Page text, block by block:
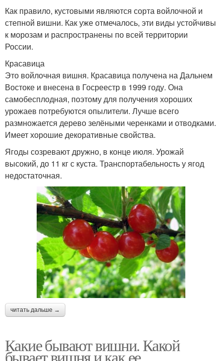
Как правило, кустовыми являются сорта войлочной и
степной вишни. Как уже отмечалось, эти виды устойчивы
к морозам и распространены по всей территории
России.
Красавица
Это войлочная вишня. Красавица получена на Дальнем
Востоке и внесена в Госреестр в 1999 году. Она
самобесплодная, поэтому для получения хороших
урожаев потребуются опылители. Лучше всего
размножается дерево зелёными черенками и отводками.
Имеет хорошие декоративные свойства.
Ягоды созревают дружно, в конце июля. Урожай
высокий, до 11 кг с куста. Транспортабельность у ягод
недостаточная.
читать дальше →
Какие бывают вишни. Какой